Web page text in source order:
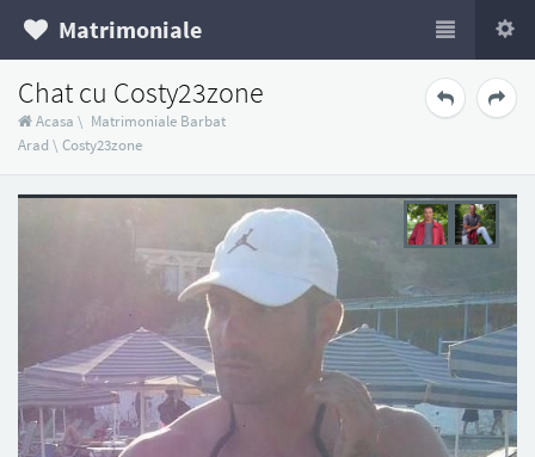
Matrimoniale
Chat cu Costy23zone
Acasa \ Matrimoniale Barbat
Arad \ Costy23zone